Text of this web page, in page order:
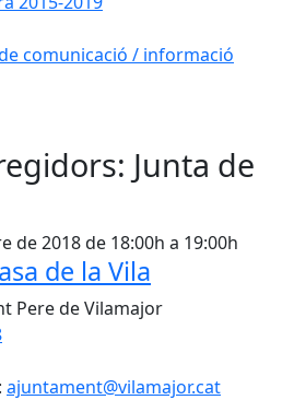
comunicació / informació
Junta de
de 2018 de 18:00h a 19:00h
de la Vila
Pere de Vilamajor
ajuntament@vilamajor.cat